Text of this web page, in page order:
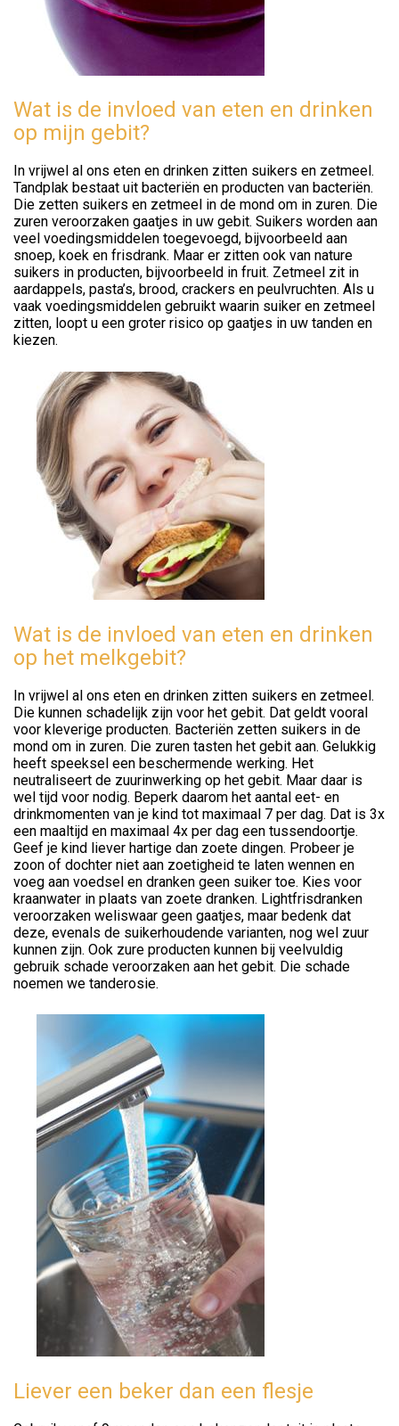
Wat is de invloed van eten en drinken
op mijn gebit?
In vrijwel al ons eten en drinken zitten suikers en zetmeel.
Tandplak bestaat uit bacteriën en producten van bacteriën.
Die zetten suikers en zetmeel in de mond om in zuren. Die
zuren veroorzaken gaatjes in uw gebit. Suikers worden aan
veel voedingsmiddelen toegevoegd, bijvoorbeeld aan
snoep, koek en frisdrank. Maar er zitten ook van nature
suikers in producten, bijvoorbeeld in fruit. Zetmeel zit in
aardappels, pasta’s, brood, crackers en peulvruchten. Als u
vaak voedingsmiddelen gebruikt waarin suiker en zetmeel
zitten, loopt u een groter risico op gaatjes in uw tanden en
kiezen.
Wat is de invloed van eten en drinken
op het melkgebit?
In vrijwel al ons eten en drinken zitten suikers en zetmeel.
Die kunnen schadelijk zijn voor het gebit. Dat geldt vooral
voor kleverige producten. Bacteriën zetten suikers in de
mond om in zuren. Die zuren tasten het gebit aan. Gelukkig
heeft speeksel een beschermende werking. Het
neutraliseert de zuurinwerking op het gebit. Maar daar is
wel tijd voor nodig. Beperk daarom het aantal eet- en
drinkmomenten van je kind tot maximaal 7 per dag. Dat is 3x
een maaltijd en maximaal 4x per dag een tussendoortje.
Geef je kind liever hartige dan zoete dingen. Probeer je
zoon of dochter niet aan zoetigheid te laten wennen en
voeg aan voedsel en dranken geen suiker toe. Kies voor
kraanwater in plaats van zoete dranken. Lightfrisdranken
veroorzaken weliswaar geen gaatjes, maar bedenk dat
deze, evenals de suikerhoudende varianten, nog wel zuur
kunnen zijn. Ook zure producten kunnen bij veelvuldig
gebruik schade veroorzaken aan het gebit. Die schade
noemen we tanderosie.
Liever een beker dan een flesje